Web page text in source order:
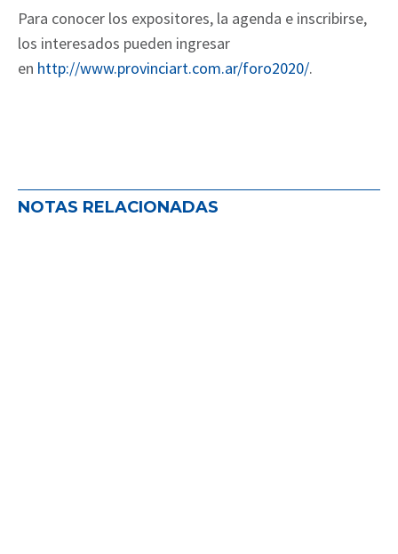
Para conocer los expositores, la agenda e inscribirse,
los interesados pueden ingresar
en http://www.provinciart.com.ar/foro2020/.
NOTAS RELACIONADAS